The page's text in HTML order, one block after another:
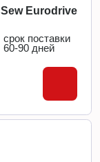
Sew Eurodrive
срок поставки
60-90 дней